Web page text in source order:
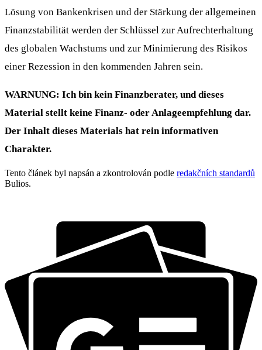
Lösung von Bankenkrisen und der Stärkung der allgemeinen
Finanzstabilität werden der Schlüssel zur Aufrechterhaltung
des globalen Wachstums und zur Minimierung des Risikos
einer Rezession in den kommenden Jahren sein.
WARNUNG: Ich bin kein Finanzberater, und dieses
Material stellt keine Finanz- oder Anlageempfehlung dar.
Der Inhalt dieses Materials hat rein informativen
Charakter.
Tento článek byl napsán a zkontrolován podle redakčních standardů
Bulios.